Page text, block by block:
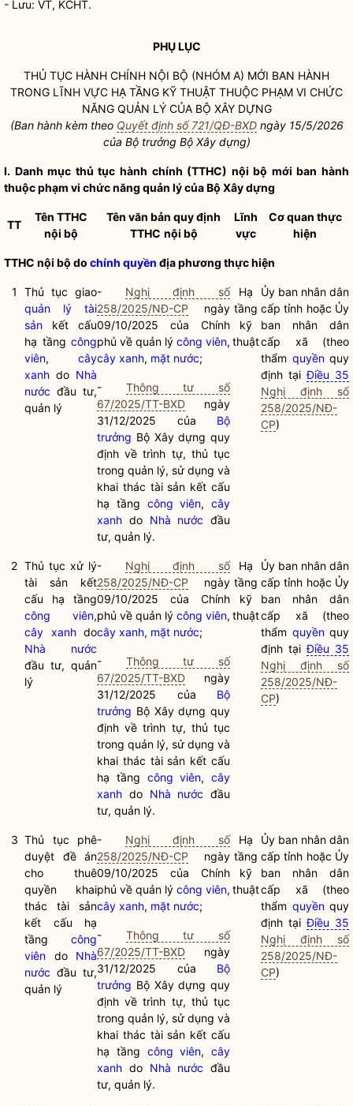
- Lưu: VT, KCHT.
PHỤ LỤC
THỦ TỤC HÀNH CHÍNH NỘI BỘ (NHÓM A) MỚI BAN HÀNH
TRONG LĨNH VỰC HẠ TẦNG KỸ THUẬT THUỘC PHẠM VI CHỨC
NĂNG QUẢN LÝ CỦA BỘ XÂY DỰNG
(Ban hành kèm theo Quyết định số 721/QĐ-BXDngày 15/5/2026
của Bộ trưởng Bộ Xây dựng)
I. Danh mục thủ tục hành chính (TTHC) nội bộ mới ban hành
thuộc phạm vi chức năng quản lý của Bộ Xây dựng
TT
Tên TTHC
nội bộ
Tên văn bản quy định
TTHC nội bộ
Lĩnh
vực
Cơ quan thực
hiện
TTHC nội bộ do chính quyền địa phương thực hiện
1
Thủ tục giao
quản lý tài
sản kết cấu
hạ tầng công
viên, cây
xanh do Nhà
nước đầu tư,
quản lý
- Nghị định số
258/2025/NĐ-CP ngày
09/10/2025 của Chính
phủ về quản lý công viên,
cây xanh, mặt nước;
- Thông tư số
67/2025/TT-BXD ngày
31/12/2025 của Bộ
trưởng Bộ Xây dựng quy
định về trình tự, thủ tục
trong quản lý, sử dụng và
khai thác tài sản kết cấu
hạ tầng công viên, cây
xanh do Nhà nước đầu
tư, quản lý.
Hạ
tầng
kỹ
thuật
Ủy ban nhân dân
cấp tỉnh hoặc Ủy
ban nhân dân
cấp xã (theo
thẩm quyềnquy
định tạiĐiều 35
Nghị định số
258/2025/NĐ-
CP)
2 Thủ tục xử lý
tài sản kết
cấu hạ tầng
công viên,
cây xanhdo
Nhà nước
đầu tư, quản
lý
- Nghị định số
258/2025/NĐ-CP ngày
09/10/2025 của Chính
phủ về quản lý công viên,
cây xanh, mặt nước;
- Thông tư số
67/2025/TT-BXD ngày
31/12/2025 của Bộ
trưởng Bộ Xây dựng quy
định về trình tự, thủ tục
trong quản lý, sử dụng và
khai thác tài sản kết cấu
hạ tầng công viên, cây
xanh do Nhà nước đầu
tư, quản lý.
Hạ
tầng
kỹ
thuật
Ủy ban nhân dân
cấp tỉnh hoặc Ủy
ban nhân dân
cấp xã (theo
thẩm quyềnquy
định tạiĐiều 35
Nghị định số
258/2025/NĐ-
CP)
3 Thủ tục phê
duyệt đề án
cho thuê
quyền khai
thác tài sản
kết cấu hạ
tầng công
viên do Nhà
nước đầu tư,
quản lý
- Nghị định số
258/2025/NĐ-CP ngày
09/10/2025 của Chính
phủ về quản lý công viên,
cây xanh, mặt nước;
- Thông tư số
67/2025/TT-BXD ngày
31/12/2025 của Bộ
trưởng Bộ Xây dựng quy
định về trình tự, thủ tục
trong quản lý, sử dụng và
khai thác tài sản kết cấu
hạ tầng công viên, cây
xanh do Nhà nước đầu
tư, quản lý.
Hạ
tầng
kỹ
thuật
Ủy ban nhân dân
cấp tỉnh hoặc Ủy
ban nhân dân
cấp xã (theo
thẩm quyềnquy
định tạiĐiều 35
Nghị định số
258/2025/NĐ-
CP)